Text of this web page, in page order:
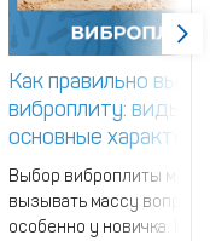
Как правильно
виброплиту: виды и
основные
Выбор виброплиты
вызывать массу
особенно у новичка. На